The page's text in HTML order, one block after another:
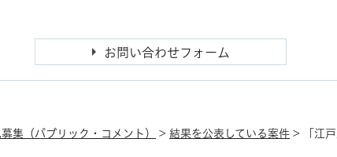
集（パブリック・コメント） > 結果を公表している案件 > 「江